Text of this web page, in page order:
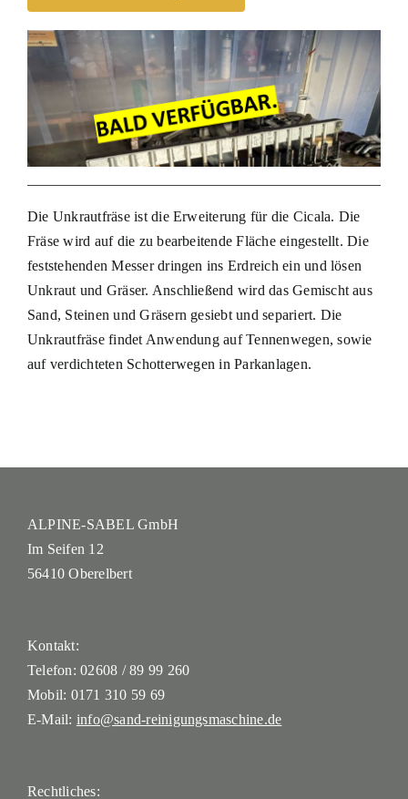
Die Unkrautfräse ist die Erweiterung für die Cicala. Die
Fräse wird auf die zu bearbeitende Fläche eingestellt. Die
feststehenden Messer dringen ins Erdreich ein und lösen
Unkraut und Gräser. Anschließend wird das Gemischt aus
Sand, Steinen und Gräsern gesiebt und separiert. Die
Unkrautfräse findet Anwendung auf Tennenwegen, sowie
auf verdichteten Schotterwegen in Parkanlagen.
ALPINE-SABEL GmbH
Im Seifen 12
56410 Oberelbert
Kontakt:
Telefon:02608 / 89 99 260
Mobil: 0171 310 59 69
E-Mail: info@sand-reinigungsmaschine.de
Rechtliches: